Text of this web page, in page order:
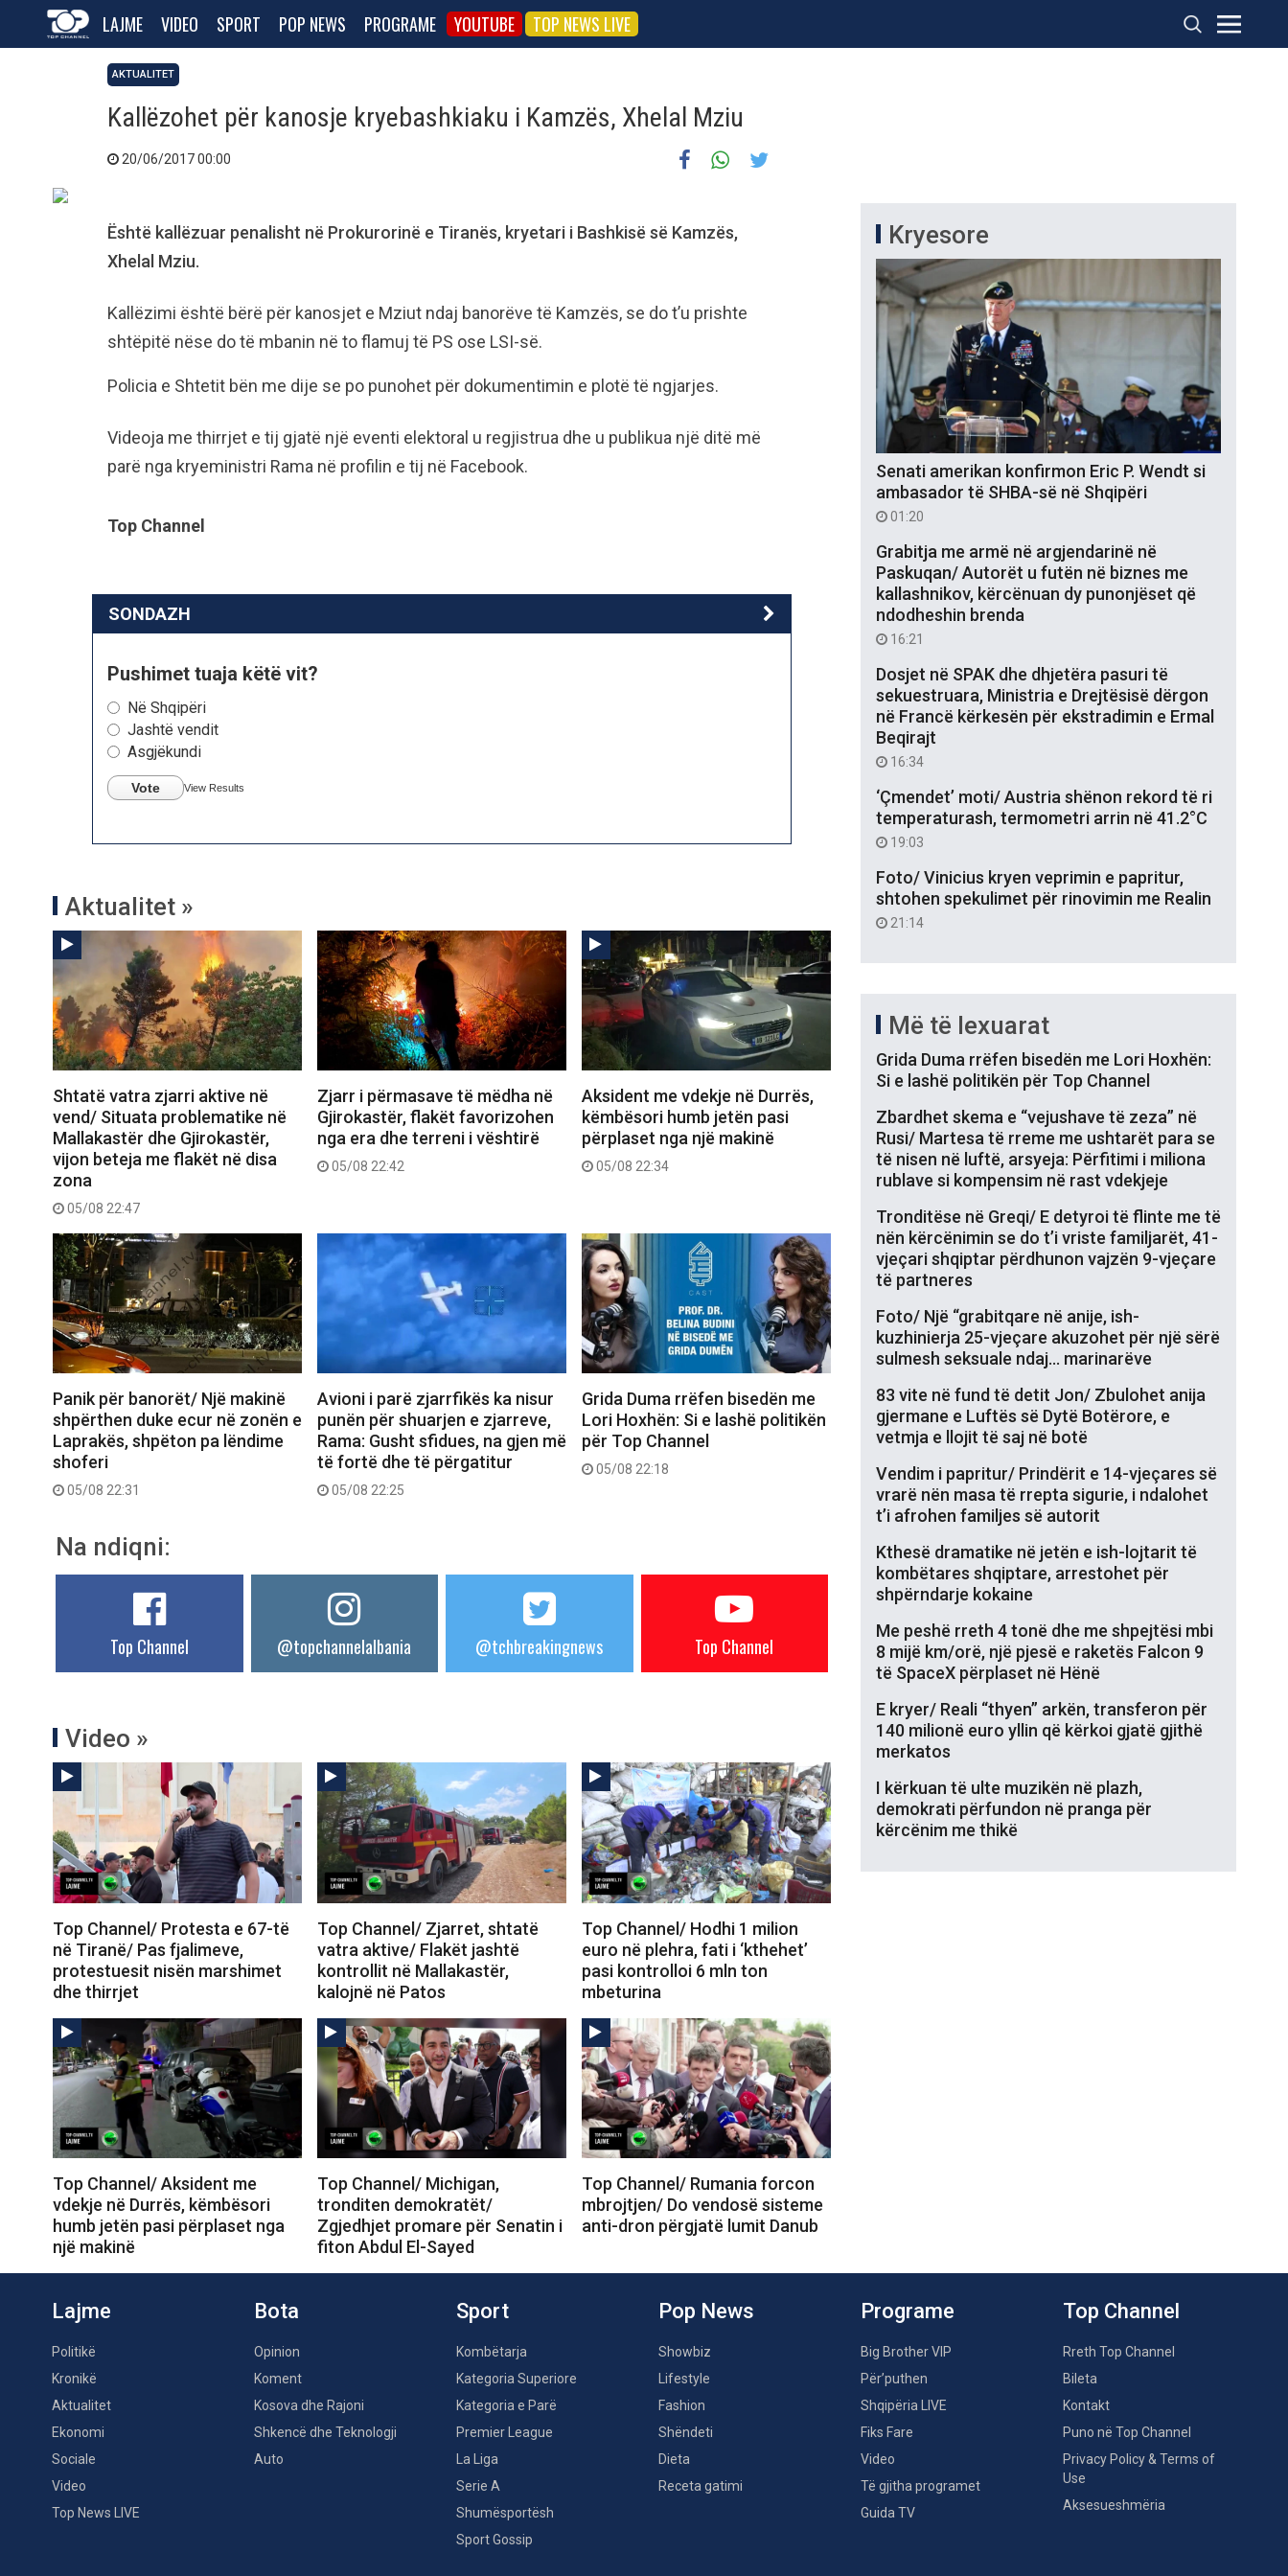
LAJME VIDEO SPORT POP NEWS PROGRAME YOUTUBE TOP NEWS LIVE
AKTUALITET
Kallëzohet për kanosje kryebashkiaku i Kamzës, Xhelal Mziu
20/06/2017 00:00
Është kallëzuar penalisht në Prokurorinë e Tiranës, kryetari i Bashkisë së Kamzës,
Xhelal Mziu.
Kallëzimi është bërë për kanosjet e Mziut ndaj banorëve të Kamzës, se do t’u prishte
shtëpitë nëse do të mbanin në to flamuj të PS ose LSI-së.
Policia e Shtetit bën me dije se po punohet për dokumentimin e plotë të ngjarjes.
Videoja me thirrjet e tij gjatë një eventi elektoral u regjistrua dhe u publikua një ditë më
parë nga kryeministri Rama në profilin e tij në Facebook.
Top Channel
SONDAZH
Pushimet tuaja këtë vit?
Në Shqipëri
Jashtë vendit
Asgjëkundi
Vote View Results
Aktualitet »
Shtatë vatra zjarri aktive në
vend/ Situata problematike në
Mallakastër dhe Gjirokastër,
vijon beteja me flakët në disa
zona
05/08 22:47
Zjarr i përmasave të mëdha në
Gjirokastër, flakët favorizohen
nga era dhe terreni i vështirë
05/08 22:42
Aksident me vdekje në Durrës,
këmbësori humb jetën pasi
përplaset nga një makinë
05/08 22:34
Panik për banorët/ Një makinë
shpërthen duke ecur në zonën e
Laprakës, shpëton pa lëndime
shoferi
05/08 22:31
Avioni i parë zjarrfikës ka nisur
punën për shuarjen e zjarreve,
Rama: Gusht sfidues, na gjen më
të fortë dhe të përgatitur
05/08 22:25
Grida Duma rrëfen bisedën me
Lori Hoxhën: Si e lashë politikën
për Top Channel
05/08 22:18
Na ndiqni:
Top Channel @topchannelalbania @tchbreakingnews Top Channel
Video »
Top Channel/ Protesta e 67-të
në Tiranë/ Pas fjalimeve,
protestuesit nisën marshimet
dhe thirrjet
Top Channel/ Zjarret, shtatë
vatra aktive/ Flakët jashtë
kontrollit në Mallakastër,
kalojnë në Patos
Top Channel/ Hodhi 1 milion
euro në plehra, fati i ‘kthehet’
pasi kontrolloi 6 mln ton
mbeturina
Top Channel/ Aksident me
vdekje në Durrës, këmbësori
humb jetën pasi përplaset nga
një makinë
Top Channel/ Michigan,
tronditen demokratët/
Zgjedhjet promare për Senatin i
fiton Abdul El-Sayed
Top Channel/ Rumania forcon
mbrojtjen/ Do vendosë sisteme
anti-dron përgjatë lumit Danub
Kryesore
Senati amerikan konfirmon Eric P. Wendt si
ambasador të SHBA-së në Shqipëri
01:20
Grabitja me armë në argjendarinë në
Paskuqan/ Autorët u futën në biznes me
kallashnikov, kërcënuan dy punonjëset që
ndodheshin brenda
16:21
Dosjet në SPAK dhe dhjetëra pasuri të
sekuestruara, Ministria e Drejtësisë dërgon
në Francë kërkesën për ekstradimin e Ermal
Beqirajt
16:34
‘Çmendet’ moti/ Austria shënon rekord të ri
temperaturash, termometri arrin në 41.2°C
19:03
Foto/ Vinicius kryen veprimin e papritur,
shtohen spekulimet për rinovimin me Realin
21:14
Më të lexuarat
Grida Duma rrëfen bisedën me Lori Hoxhën:
Si e lashë politikën për Top Channel
Zbardhet skema e “vejushave të zeza” në
Rusi/ Martesa të rreme me ushtarët para se
të nisen në luftë, arsyeja: Përfitimi i miliona
rublave si kompensim në rast vdekjeje
Tronditëse në Greqi/ E detyroi të flinte me të
nën kërcënimin se do t’i vriste familjarët, 41-
vjeçari shqiptar përdhunon vajzën 9-vjeçare
të partneres
Foto/ Një “grabitqare në anije, ish-
kuzhinierja 25-vjeçare akuzohet për një sërë
sulmesh seksuale ndaj… marinarëve
83 vite në fund të detit Jon/ Zbulohet anija
gjermane e Luftës së Dytë Botërore, e
vetmja e llojit të saj në botë
Vendim i papritur/ Prindërit e 14-vjeçares së
vrarë nën masa të rrepta sigurie, i ndalohet
t’i afrohen familjes së autorit
Kthesë dramatike në jetën e ish-lojtarit të
kombëtares shqiptare, arrestohet për
shpërndarje kokaine
Me peshë rreth 4 tonë dhe me shpejtësi mbi
8 mijë km/orë, një pjesë e raketës Falcon 9
të SpaceX përplaset në Hënë
E kryer/ Reali “thyen” arkën, transferon për
140 milionë euro yllin që kërkoi gjatë gjithë
merkatos
I kërkuan të ulte muzikën në plazh,
demokrati përfundon në pranga për
kërcënim me thikë
Lajme
Politikë
Kronikë
Aktualitet
Ekonomi
Sociale
Video
Top News LIVE
Bota
Opinion
Koment
Kosova dhe Rajoni
Shkencë dhe Teknologji
Auto
Sport
Kombëtarja
Kategoria Superiore
Kategoria e Parë
Premier League
La Liga
Serie A
Shumësportësh
Sport Gossip
Pop News
Showbiz
Lifestyle
Fashion
Shëndeti
Dieta
Receta gatimi
Programe
Big Brother VIP
Për’puthen
Shqipëria LIVE
Fiks Fare
Video
Të gjitha programet
Guida TV
Top Channel
Rreth Top Channel
Bileta
Kontakt
Puno në Top Channel
Privacy Policy & Terms of
Use
Aksesueshmëria